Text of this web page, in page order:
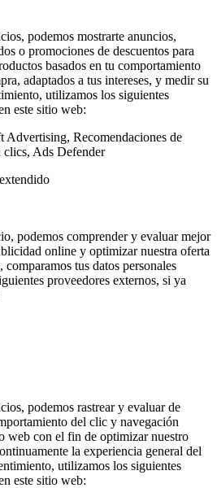
podemos mostrarte anuncios,
o promociones de descuentos para
basados en tu comportamiento
adaptados a tus intereses, y medir su
utilizamos los siguientes
este sitio web:
Recomendaciones de
clics, Ads Defender
podemos comprender y evaluar mejor
online y optimizar nuestra oferta
tus datos personales
proveedores externos, si ya
podemos rastrear y evaluar de
del clic y navegación
web con el fin de optimizar nuestro
la experiencia general del
utilizamos los siguientes
este sitio web: